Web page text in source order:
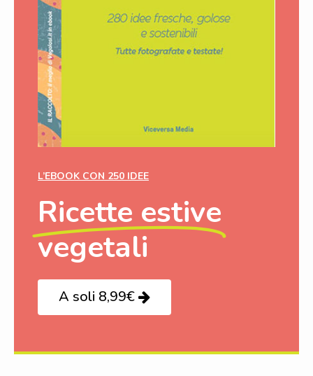
L’EBOOK CON 250 IDEE
Ricette estive
vegetali
A soli 8,99€